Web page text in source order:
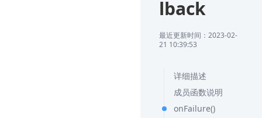
lback
最近更新时间：2023-02-
21 10:39:53
详细描述
成员函数说明
onFailure()